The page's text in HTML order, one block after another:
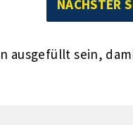
ausgefüllt sein,